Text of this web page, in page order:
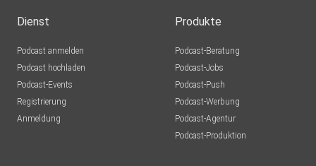
Dienst
Podcast anmelden
Podcast hochladen
Podcast-Events
Registrierung
Anmeldung
Produkte
Podcast-Beratung
Podcast-Jobs
Podcast-Push
Podcast-Werbung
Podcast-Agentur
Podcast-Produktion